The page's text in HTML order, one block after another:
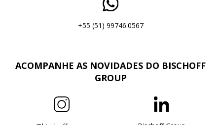
+55 (51) 99746.0567
ACOMPANHE AS NOVIDADES DO BISCHOFF
GROUP